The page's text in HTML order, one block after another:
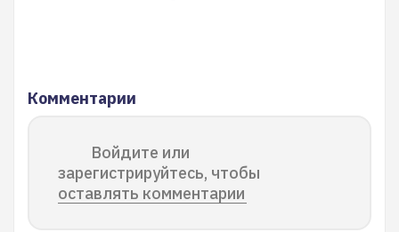
Комментарии
Войдите или
зарегистрируйтесь, чтобы
оставлять комментарии